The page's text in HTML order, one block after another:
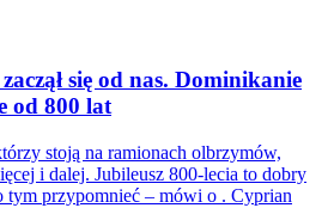
się od nas. Dominikanie
od 800 lat
stoją na ramionach olbrzymów,
i dalej. Jubileusz 800-lecia to dobry
tym przypomnieć – mówi o . Cyprian